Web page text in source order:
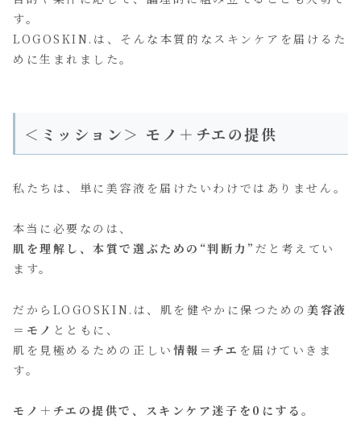
す。
LOGOSKIN.は、そんな本質的なスキンケアを届けるた
めに生まれました。
＜ミッション＞ モノ＋チエの提供
私たちは、単に美容液を届けたいわけではありません。
本当に必要なのは、
肌を理解し、本質で選ぶための“判断力” だと考えてい
ます。
だからLOGOSKIN.は、肌を健やかに保つための 美容液
＝ モノ とともに、
肌を見極めるための正しい 情報＝ チエ を届けていきま
す。
モノ＋チエの提供で、スキンケア迷子を0にする。